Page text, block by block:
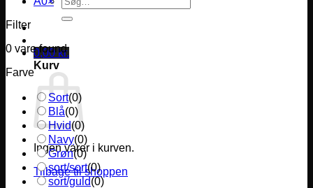
efter:
0,00 kr.
Kurv
Ingen varer i kurven.
Tilbage til shoppen
Filter
0 vare found
Farve
Sort(0)
Blå(0)
Hvid(0)
Navy(0)
Grøn(0)
sort/sort(0)
sort/guld(0)